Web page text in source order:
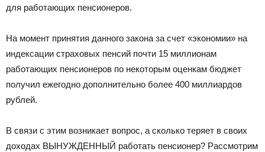
для работающих пенсионеров.
На момент принятия данного закона за счет «экономии» на
индексации страховых пенсий почти 15 миллионам
работающих пенсионеров по некоторым оценкам бюджет
получил ежегодно дополнительно более 400 миллиардов
рублей.
В связи с этим возникает вопрос, а сколько теряет в своих
доходах ВЫНУЖДЕННЫЙ работать пенсионер? Рассмотрим